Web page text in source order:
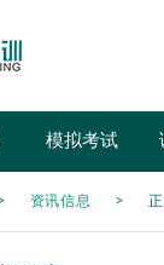
模拟考试
资讯信息